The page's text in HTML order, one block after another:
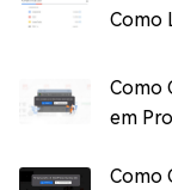
Como
Como
em
Como